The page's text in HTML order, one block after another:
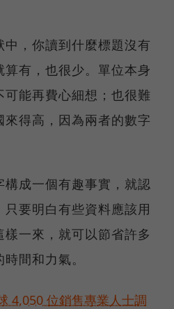
，你讀到什麼標題沒有
有，也很少。單位本身
能再費心細想；也很難
得高，因為兩者的數字
成一個有趣事實，就認
要明白有些資料應該用
一來，就可以節省許多
間和力氣。
4,050 位銷售專業人士調